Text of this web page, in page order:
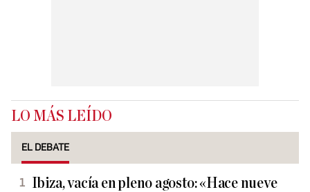
LO MÁS LEÍDO
EL DEBATE
Ibiza, vacía en pleno agosto: «Hace nueve